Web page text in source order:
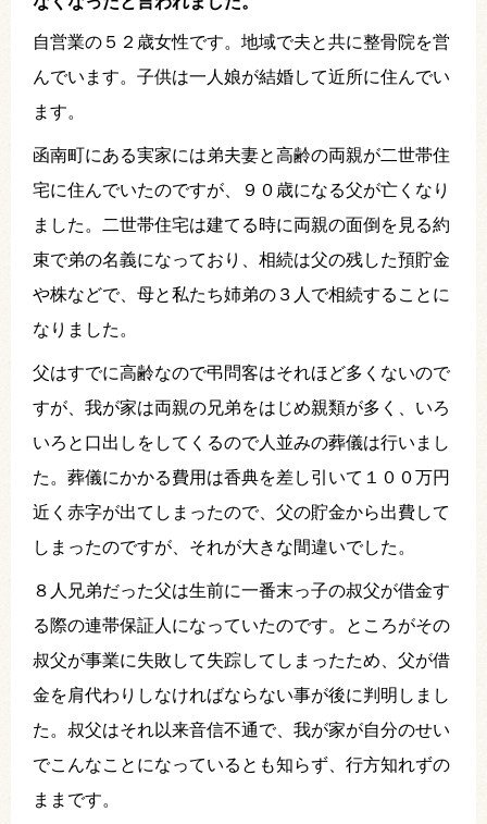
自営業の５２歳女性です。地域で夫と共に整骨院を営
んでいます。子供は一人娘が結婚して近所に住んでい
ます。
函南町にある実家には弟夫妻と高齢の両親が二世帯住
宅に住んでいたのですが、９０歳になる父が亡くなり
ました。二世帯住宅は建てる時に両親の面倒を見る約
束で弟の名義になっており、相続は父の残した預貯金
や株などで、母と私たち姉弟の３人で相続することに
なりました。
父はすでに高齢なので弔問客はそれほど多くないので
すが、我が家は両親の兄弟をはじめ親類が多く、いろ
いろと口出しをしてくるので人並みの葬儀は行いまし
た。葬儀にかかる費用は香典を差し引いて１００万円
近く赤字が出てしまったので、父の貯金から出費して
しまったのですが、それが大きな間違いでした。
８人兄弟だった父は生前に一番末っ子の叔父が借金す
る際の連帯保証人になっていたのです。ところがその
叔父が事業に失敗して失踪してしまったため、父が借
金を肩代わりしなければならない事が後に判明しまし
た。叔父はそれ以来音信不通で、我が家が自分のせい
でこんなことになっているとも知らず、行方知れずの
ままです。